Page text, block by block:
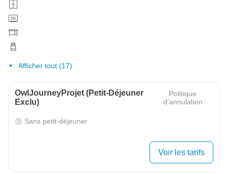
Afficher tout (17)
OwlJourneyProjet (petit-Déjeuner
Exclu)
Politique
d'annulation
Sans petit-déjeuner
Voir les tarifs